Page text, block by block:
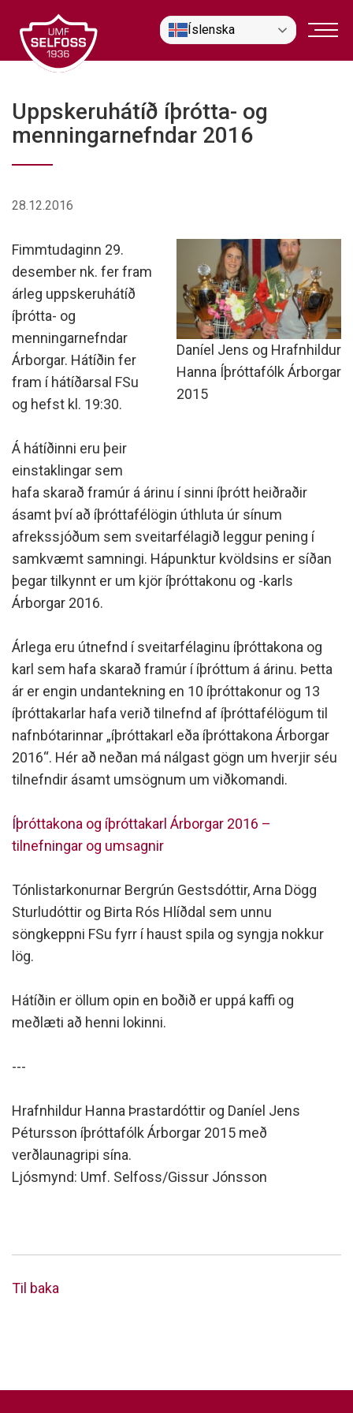
efni
Íslenska
Uppskeruhátíð íþrótta- og
menningarnefndar 2016
28.12.2016
Daníel Jens og Hrafnhildur
Hanna Íþróttafólk Árborgar
2015
Fimmtudaginn 29.
desember nk. fer fram
árleg uppskeruhátíð
íþrótta- og
menningarnefndar
Árborgar. Hátíðin fer
fram í hátíðarsal FSu
og hefst kl. 19:30.
Á hátíðinni eru þeir
einstaklingar sem
hafa skarað framúr á árinu í sinni íþrótt heiðraðir
ásamt því að íþróttafélögin úthluta úr sínum
afrekssjóðum sem sveitarfélagið leggur pening í
samkvæmt samningi. Hápunktur kvöldsins er síðan
þegar tilkynnt er um kjör íþróttakonu og -karls
Árborgar 2016.
Árlega eru útnefnd í sveitarfélaginu íþróttakona og
karl sem hafa skarað framúr í íþróttum á árinu. Þetta
ár er engin undantekning en 10 íþróttakonur og 13
íþróttakarlar hafa verið tilnefnd af íþróttafélögum til
nafnbótarinnar „íþróttakarl eða íþróttakona Árborgar
2016“. Hér að neðan má nálgast gögn um hverjir séu
tilnefndir ásamt umsögnum um viðkomandi.
Íþróttakona og íþróttakarl Árborgar 2016 –
tilnefningar og umsagnir
Tónlistarkonurnar Bergrún Gestsdóttir, Arna Dögg
Sturludóttir og Birta Rós Hlíðdal sem unnu
söngkeppni FSu fyrr í haust spila og syngja nokkur
lög.
Hátíðin er öllum opin en boðið er uppá kaffi og
meðlæti að henni lokinni.
---
Hrafnhildur Hanna Þrastardóttir og Daníel Jens
Pétursson íþróttafólk Árborgar 2015 með
verðlaunagripi sína.
Ljósmynd: Umf. Selfoss/Gissur Jónsson
Til baka